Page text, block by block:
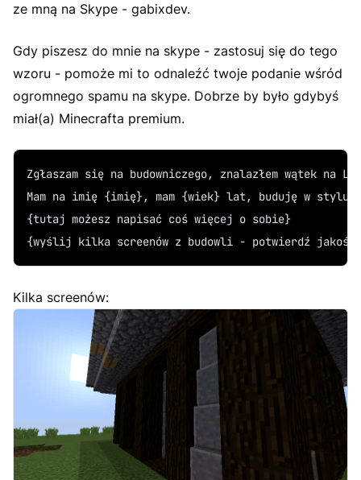
ze mną na Skype - gabixdev.
Gdy piszesz do mnie na skype - zastosuj się do tego
wzoru - pomoże mi to odnaleźć twoje podanie wśród
ogromnego spamu na skype. Dobrze by było gdybyś
miał(a) Minecrafta premium.
Zgłaszam się na budowniczego, znalazłem wątek na
Mam na imię {imię}, mam {wiek} lat, buduję w
{tutaj możesz napisać coś więcej o sobie}
{wyślij kilka screenów z budowli - potwierdź jakoś
Kilka screenów: